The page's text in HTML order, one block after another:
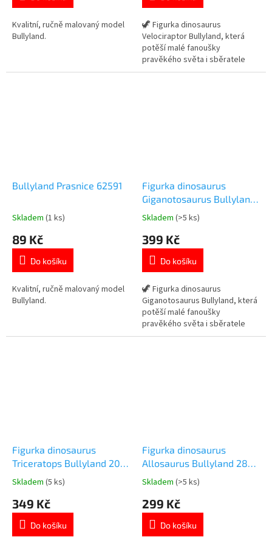
5
hvězdiček.
Kvalitní, ručně malovaný model
Bullyland.
5
hvězdiček.
🦖 Figurka dinosaurus
Velociraptor Bullyland, která
potěší malé fanoušky
pravěkého světa i sběratele
realistických modelů dinosaurů.
Bullyland Prasnice 62591
Průměrné
produktu
5,0
5
hvězdiček.
Skladem (1 ks)
89 Kč
Do košíku
Kvalitní, ručně malovaný model
Bullyland.
Figurka dinosaurus
Giganotosaurus Bullyland
30 cm
Průměrné
produktu
4,8
5
hvězdiček.
Skladem (>5 ks)
399 Kč
Do košíku
🦖 Figurka dinosaurus
Giganotosaurus Bullyland, která
potěší malé fanoušky
pravěkého světa i sběratele
velkých realistických modelů
Figurka dinosaurus
Triceratops Bullyland 20
cm
Průměrné
produktu
5,0
Skladem (5 ks)
349 Kč
Do košíku
Figurka dinosaurus
Allosaurus Bullyland 28
cm
Průměrné
produktu
5,0
Skladem (>5 ks)
299 Kč
Do košíku